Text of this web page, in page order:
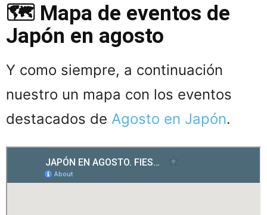
🗺️ Mapa de eventos de
Japón en agosto
Y como siempre, a continuación
nuestro un mapa con los eventos
destacados de Agosto en Japón.